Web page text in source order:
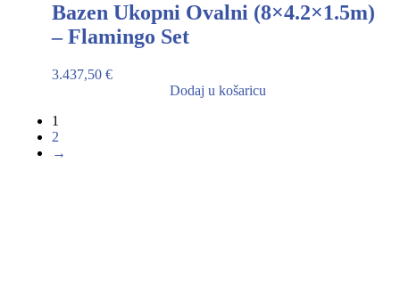
Bazen Ukopni Ovalni (8×4.2×1.5m)
– Flamingo Set
3.437,50 €
Dodaj u košaricu
1
2
→